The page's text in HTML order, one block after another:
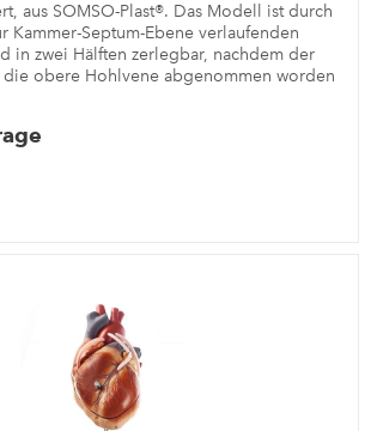
aus SOMSO-Plast®. Das Modell ist durch
Kammer-Septum-Ebene verlaufenden
in zwei Hälften zerlegbar, nachdem der
obere Hohlvene abgenommen worden